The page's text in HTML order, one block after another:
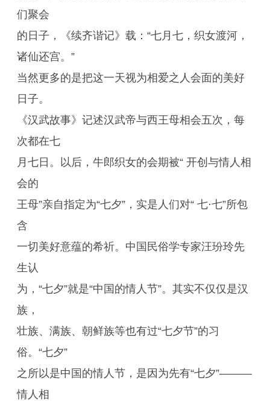
们聚会
的日子，《续齐谐记》载：“七月七，织女渡河，
诸仙还宫。”
当然更多的是把这一天视为相爱之人会面的美好
日子。
《汉武故事》记述汉武帝与西王母相会五次，每
次都在七
月七日。以后，牛郎织女的会期被“ 开创与情人相
会的
王母”亲自指定为“七夕”，实是人们对“ 七·七”所包
含
一切美好意蕴的希祈。中国民俗学专家汪玢玲先
生认
为，“七夕”就是“中国的情人节”。其实不仅仅是汉
族，
壮族、满族、朝鲜族等也有过“七夕节”的习
俗。“七夕”
之所以是中国的情人节，是因为先有“七夕”———
情人相